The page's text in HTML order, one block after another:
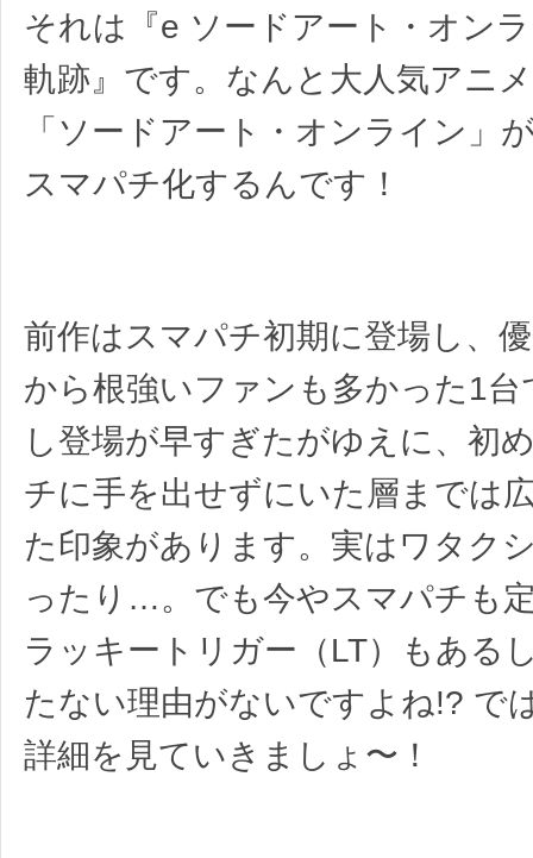
それは『e ソードアート・オン
軌跡』です。なんと大人気アニ
「ソードアート・オンライン」
スマパチ化するんです！
前作はスマパチ初期に登場し、
から根強いファンも多かった1
し登場が早すぎたがゆえに、初
チに手を出せずにいた層までは
た印象があります。実はワタク
ったり…。でも今やスマパチも
ラッキートリガー（LT）もある
たない理由がないですよね!? で
詳細を見ていきましょ〜！